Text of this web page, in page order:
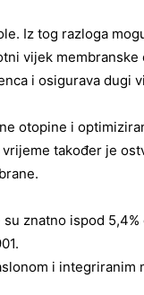
Iz tog razloga
vijek membranske
i osigurava dugi
otopine i
također je
znatno ispod 5,4%
i integriranim